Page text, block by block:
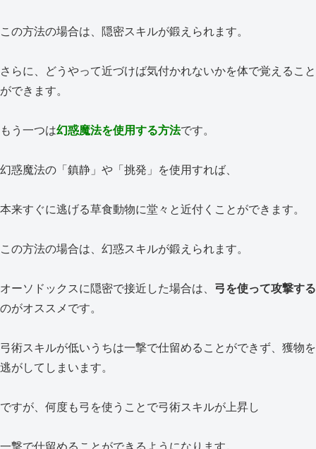
この方法の場合は、隠密スキルが鍛えられます。
さらに、どうやって近づけば気付かれないかを体で覚えること
ができます。
もう一つは幻惑魔法を使用する方法です。
幻惑魔法の「鎮静」や「挑発」を使用すれば、
本来すぐに逃げる草食動物に堂々と近付くことができます。
この方法の場合は、幻惑スキルが鍛えられます。
オーソドックスに隠密で接近した場合は、 弓を使って攻撃する
のがオススメです。
弓術スキルが低いうちは一撃で仕留めることができず、獲物を
逃がしてしまいます。
ですが、何度も弓を使うことで弓術スキルが上昇し
一撃で仕留めることができるようになります。